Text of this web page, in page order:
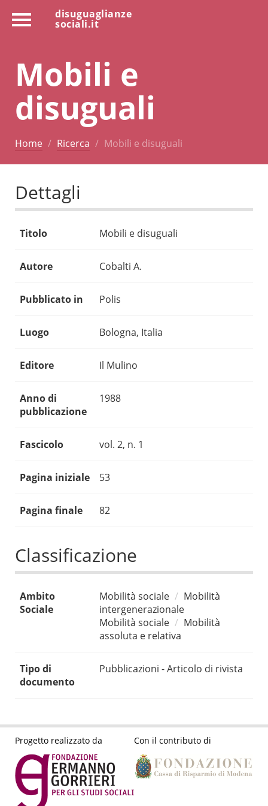
disuguaglianze
sociali.it
Mobili e
disuguali
Home Ricerca Mobili e disuguali
Dettagli
Titolo Mobili e disuguali
Autore Cobalti A.
Pubblicato in Polis
Luogo Bologna, Italia
Editore Il Mulino
Anno di
pubblicazione
1988
Fascicolo vol. 2, n. 1
Pagina iniziale 53
Pagina finale 82
Classificazione
Ambito
Sociale
Mobilità sociale
Mobilità
intergenerazionale
Mobilità sociale
Mobilità
assoluta e relativa
Tipo di
documento
Pubblicazioni - Articolo di rivista
Progetto realizzato da Con il contributo di